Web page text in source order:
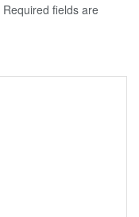
Required fields are